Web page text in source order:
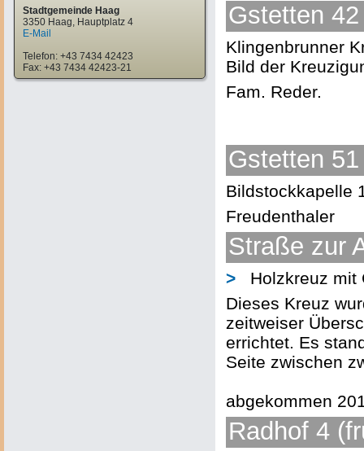
Stadtgemeinde Haag
3350 Haag, Hauptplatz 4
E-Mail
Telefon: +43 7434 42423
Fax: +43 7434 42423-21
Gstetten
Klingenbrunner
Bild der
Fam. Reder.
Gstetten
Bildstockkapelle
Freudenthaler
Straße zur
> Holzkreuz mit
Dieses Kreuz
zeitweiser
errichtet. Es
Seite zwischen
abgekommen
Radhof 4